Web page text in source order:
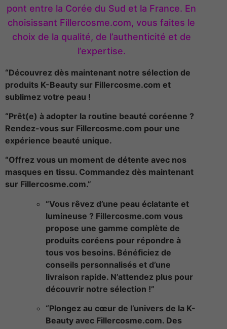
pont entre la Corée du Sud et la France. En
choisissant Fillercosme.com, vous faites le
choix de la qualité, de l’authenticité et de
l’expertise.
“Découvrez dès maintenant notre sélection de
produits K-Beauty sur Fillercosme.com et
sublimez votre peau !
“Prêt(e) à adopter la routine beauté coréenne ?
Rendez-vous sur Fillercosme.com pour une
expérience beauté unique.
“Offrez vous un moment de détente avec nos
masques en tissu. Commandez dès maintenant
sur Fillercosme.com.”
“Vous rêvez d’une peau éclatante et
lumineuse ? Fillercosme.com vous
propose une gamme complète de
produits coréens pour répondre à
tous vos besoins. Bénéficiez de
conseils personnalisés et d’une
livraison rapide. N’attendez plus pour
découvrir notre sélection !”
“Plongez au cœur de l’univers de la K-
Beauty avec Fillercosme.com. Des